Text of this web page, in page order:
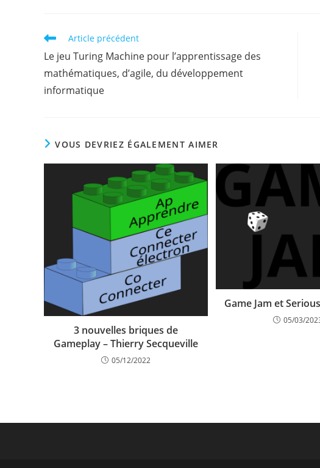
Read
articles
Article précédent
Le jeu Turing Machine pour l’apprentissage des
mathématiques, d’agile, du développement
informatique
VOUS DEVRIEZ ÉGALEMENT AIMER
3 nouvelles briques de
Gameplay – Thierry Secqueville
05/12/2022
Game Jam et
05/03/